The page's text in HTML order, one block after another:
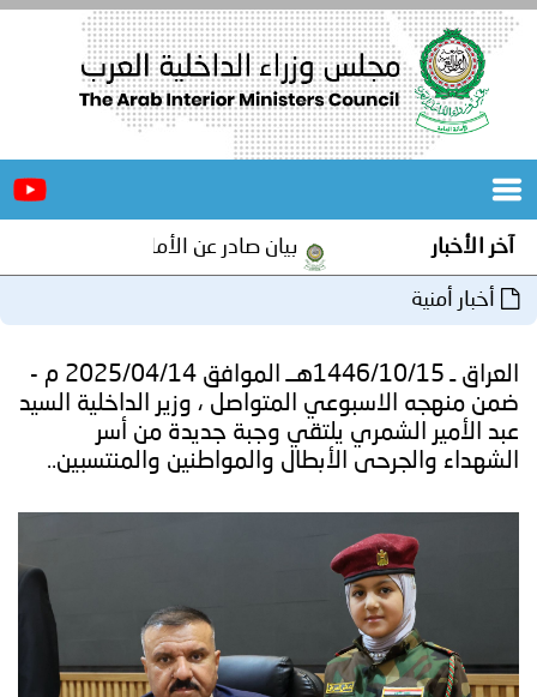
الرئيسية
المكاتب
المجلس
مؤتمرات
و
جهود
إنجازات
توعوية
الخدمات
الإلكترونية
وفيديو
مجلة
آخر الأخبار بيان صادر عن الأمانة العامة لمجلس
أخبار أمنية
العراق ـ 1446/10/15هــ الموافق 2025/04/14 م -
ضمن منهجه الاسبوعي المتواصل ، وزير الداخلية السيد
عبد الأمير الشمري يلتقي وجبة جديدة من أسر
الشهداء والجرحى الأبطال والمواطنين والمنتسبين..